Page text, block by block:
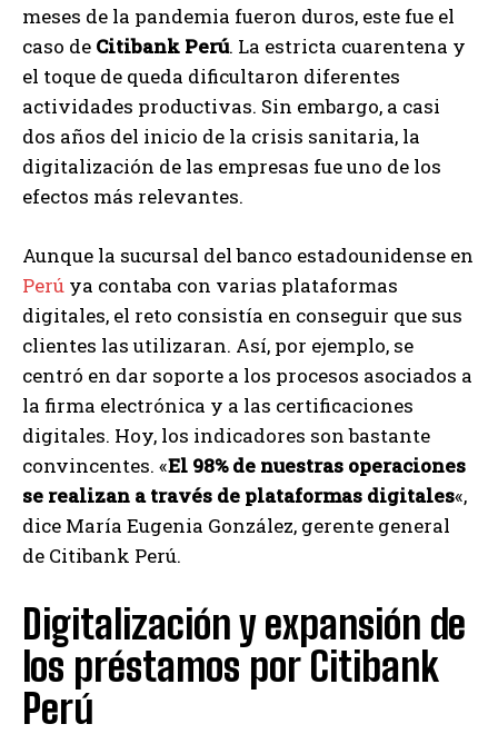
meses de la pandemia fueron duros, este fue el
caso de Citibank Perú. La estricta cuarentena y
el toque de queda dificultaron diferentes
actividades productivas. Sin embargo, a casi
dos años del inicio de la crisis sanitaria, la
digitalización de las empresas fue uno de los
efectos más relevantes.
Aunque la sucursal del banco estadounidense en
Perú ya contaba con varias plataformas
digitales, el reto consistía en conseguir que sus
clientes las utilizaran. Así, por ejemplo, se
centró en dar soporte a los procesos asociados a
la firma electrónica y a las certificaciones
digitales. Hoy, los indicadores son bastante
convincentes. «El 98% de nuestras operaciones
se realizan a través de plataformas digitales«,
dice María Eugenia González, gerente general
de Citibank Perú.
Digitalización y expansión de
los préstamos por Citibank
Perú